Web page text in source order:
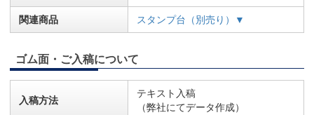
関連商品 スタンプ台（別売り）▼
ゴム面・ご入稿について
入稿方法
テキスト入稿
（弊社にてデータ作成）